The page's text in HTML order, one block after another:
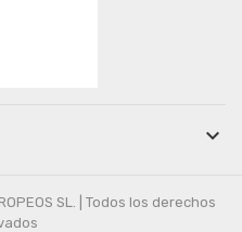

SL. | Todos los derechos